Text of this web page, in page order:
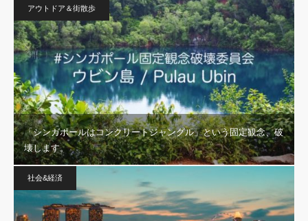
アウトドア＆街散歩
「シンガポールはコンクリートジャングル」という固定観念、破
壊します。
社会&経済